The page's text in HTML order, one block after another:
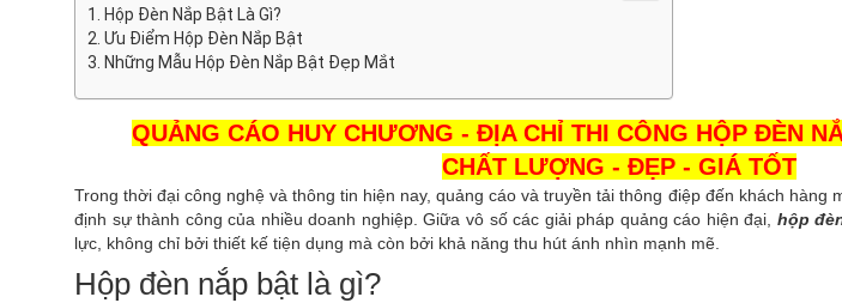
Hộp Đèn Nắp Bật Là Gì?
Ưu Điểm Hộp Đèn Nắp Bật
Những Mẫu Hộp Đèn Nắp Bật Đẹp Mắt
QUẢNG CÁO HUY CHƯƠNG - ĐỊA CHỈ THI CÔNG HỘP ĐÈN
CHẤT LƯỢNG - ĐẸP - GIÁ TỐT
Trong thời đại công nghệ và thông tin hiện nay, quảng cáo và truyền tải thông điệp đến khách hàng
định sự thành công của nhiều doanh nghiệp. Giữa vô số các giải pháp quảng cáo hiện đại, hộp
lực, không chỉ bởi thiết kế tiện dụng mà còn bởi khả năng thu hút ánh nhìn mạnh mẽ.
Hộp đèn nắp bật là gì?